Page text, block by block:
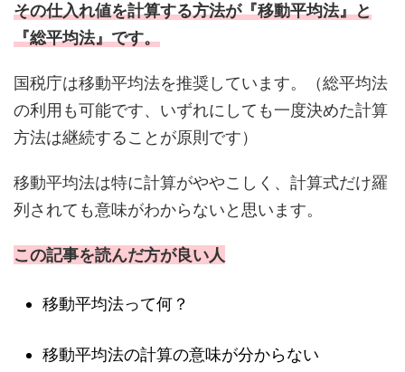
その仕入れ値を計算する方法が『移動平均法』と
『総平均法』です。
国税庁は移動平均法を推奨しています。（総平均法
の利用も可能です、いずれにしても一度決めた計算
方法は継続することが原則です）
移動平均法は特に計算がややこしく、計算式だけ羅
列されても意味がわからないと思います。
この記事を読んだ方が良い人
移動平均法って何？
移動平均法の計算の意味が分からない